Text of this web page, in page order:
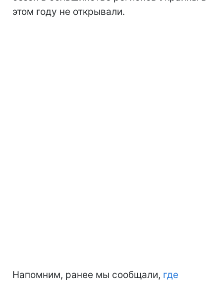
этом году не открывали.
Напомним, ранее мы сообщали, где